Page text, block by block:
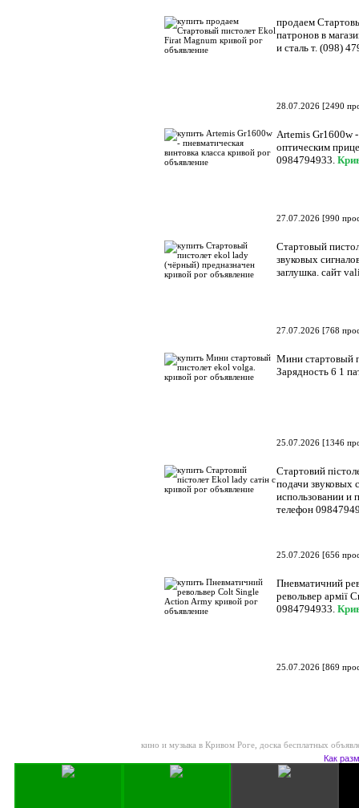
продаем
патронов в
и сталь т. (098)
28.07.2026 [2490
Artemis Gr1600w -
оптическим
0984794933.
27.07.2026 [990
Стартовый
звуковых
заглушка. сайт
27.07.2026 [768
Мини стартовый
Зарядность 6 1
25.07.2026 [1346
Стартовий
подачи звуковых
использовании и
телефон
25.07.2026 [656
Пневматичний
револьвер армії
0984794933.
25.07.2026 [869
кино и музыка в Кривом Роге, доска бесплатных
Как